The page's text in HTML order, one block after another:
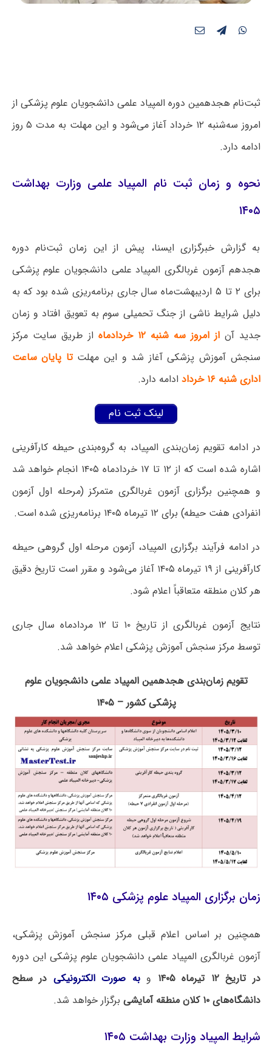
ثبت‌نام هجدهمین دوره المپیاد علمی دانشجویان علوم پزشکی از
امروز سه‌شنبه ۱۲ خرداد آغاز می‌شود و این مهلت به مدت ۵ روز
ادامه دارد.
نحوه و زمان ثبت نام المپیاد علمی وزارت بهداشت
۱۴۰۵
به گزارش خبرگزاری ایسنا، پیش از این زمان ثبت‌نام دوره
هجدهم آزمون غربالگری المپیاد علمی دانشجویان علوم پزشکی
برای ۲ تا ۵ اردیبهشت‌ماه سال جاری برنامه‌ریزی شده بود که به
دلیل شرایط ناشی از جنگ تحمیلی سوم به تعویق افتاد و زمان
جدید آناز امروز سه شنبه ۱۲ خردادماه
از طریق سایت مرکز
سنجش آموزش پزشکی آغاز شد و این مهلتتا پایان ساعت
اداری شنبه ۱۶ خرداد
ادامه دارد.
لینک ثبت نام
در ادامه تقویم زمان‌بندی المپیاد، به گروه‌بندی حیطه کارآفرینی
اشاره شده است که از ۱۲ تا ۱۷ خردادماه ۱۴۰۵ انجام خواهد شد
و همچنین برگزاری آزمون غربالگری متمرکز (مرحله اول آزمون
انفرادی هفت حیطه) برای ۱۲ تیرماه ۱۴۰۵ برنامه‌ریزی شده است.
در ادامه فرآیند برگزاری المپیاد، آزمون مرحله اول گروهی حیطه
کارآفرینی از ۱۹ تیرماه ۱۴۰۵ آغاز می‌شود و مقرر است تاریخ دقیق
هر کلان منطقه متعاقباً اعلام شود.
نتایج آزمون غربالگری از تاریخ ۱۰ تا ۱۲ مردادماه سال جاری
توسط مرکز سنجش آموزش پزشکی اعلام خواهد شد.
تقویم زمان‌بندی هجدهمین المپیاد علمی دانشجویان علوم
پزشکی کشور – ۱۴۰۵
زمان برگزاری المپیاد علوم پزشکی ۱۴۰۵
همچنین بر اساس اعلام قبلی مرکز سنجش آموزش پزشکی،
آزمون غربالگری المپیاد علمی دانشجویان علوم پزشکی این دوره
در تاریخ ۱۲ تیرماه ۱۴۰۵
وبه صورت الکترونیکی در سطح
دانشگاه‌های ۱۰ کلان منطقه آمایشی
برگزار خواهد شد.
شرایط المپیاد وزارت بهداشت ۱۴۰۵